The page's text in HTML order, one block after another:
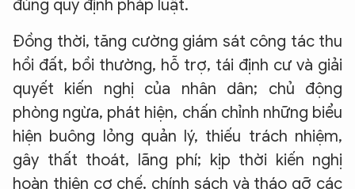
đúng quy định pháp luật.
Đồng thời, tăng cường giám sát công tác thu
hồi đất, bồi thường, hỗ trợ, tái định cư và giải
quyết kiến nghị của nhân dân; chủ động
phòng ngừa, phát hiện, chấn chỉnh những biểu
hiện buông lỏng quản lý, thiếu trách nhiệm,
gây thất thoát, lãng phí; kịp thời kiến nghị
hoàn thiện cơ chế, chính sách và tháo gỡ các